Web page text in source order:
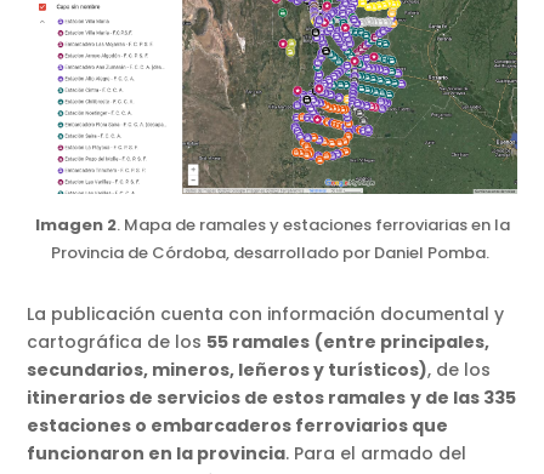
Imagen 2. Mapa de ramales y estaciones ferroviarias en la
Provincia de Córdoba, desarrollado por Daniel Pomba.
La publicación cuenta con información documental y
cartográfica de los 55 ramales (entre principales,
secundarios, mineros, leñeros y turísticos), de los
itinerarios de servicios de estos ramales y de las 335
estaciones o embarcaderos ferroviarios que
funcionaron en la provincia. Para el armado del